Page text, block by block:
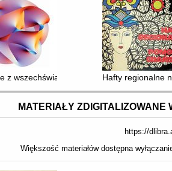
z wszechświatem w pół drogi : fizyka
Hafty regionalne
MATERIAŁY ZDIGITALIZOWANE
https://
Większość materiałów dostępna